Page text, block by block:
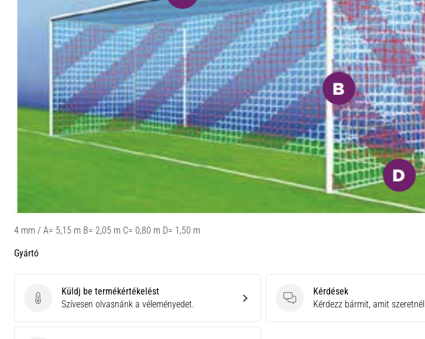
4 mm / A= 5,15 m B= 2,05 m C= 0,80 m D= 1,50 m
Gyártó
Küldj be termékértékelést
Küldj be termékértékelést
Szívesen olvasnánk a véleményedet.
Kérdések
Kérdések
Kérdezz bármit, amit szeretnél